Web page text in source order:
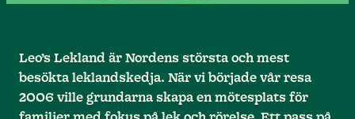
Leo’s Lekland är Nordens största och mest
besökta leklandskedja. När vi började vår resa
2006 ville grundarna skapa en mötesplats för